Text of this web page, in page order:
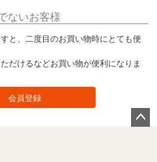
ないお客様
と、二度目のお買い物時にとても便
だけるなどお買い物が便利になりま
会員登録